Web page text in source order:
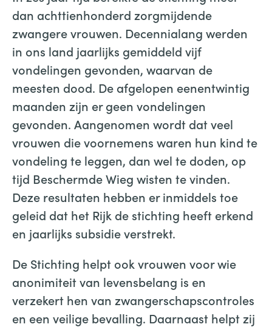
dan achttienhonderd zorgmijdende
zwangere vrouwen. Decennialang werden
in ons land jaarlijks gemiddeld vijf
vondelingen gevonden, waarvan de
meesten dood. De afgelopen eenentwintig
maanden zijn er geen vondelingen
gevonden. Aangenomen wordt dat veel
vrouwen die voornemens waren hun kind te
vondeling te leggen, dan wel te doden, op
tijd Beschermde Wieg wisten te vinden.
Deze resultaten hebben er inmiddels toe
geleid dat het Rijk de stichting heeft erkend
en jaarlijks subsidie verstrekt.
De Stichting helpt ook vrouwen voor wie
anonimiteit van levensbelang is en
verzekert hen van zwangerschapscontroles
en een veilige bevalling. Daarnaast helpt zij